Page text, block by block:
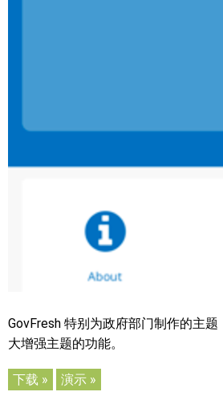
GovFresh 特别为政府部门制作的主题
大增强主题的功能。
下载 » 演示 »